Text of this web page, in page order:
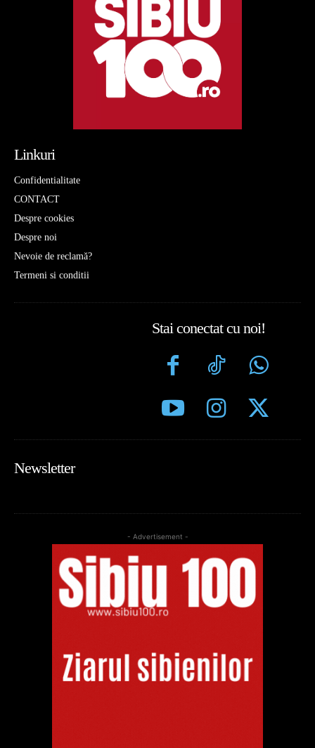
Linkuri
Confidentialitate
CONTACT
Despre cookies
Despre noi
Nevoie de reclamă?
Termeni si conditii
Stai conectat cu noi!
Newsletter
- Advertisement -